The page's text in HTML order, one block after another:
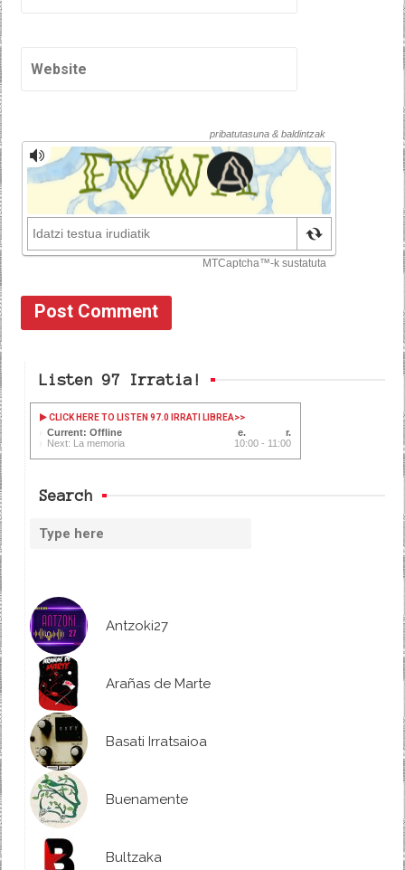
Listen 97 Irratia!
CLICK HERE TO LISTEN 97.0 IRRATI LIBREA>>
Current: Offline
Next: La memoria
10:00 - 11:00
Search
Antzoki27
Arañas de Marte
Basati Irratsaioa
Buenamente
Bultzaka